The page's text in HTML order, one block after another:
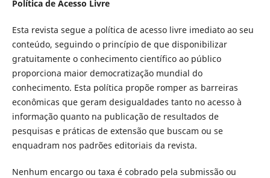
Política de Acesso Livre
Esta revista segue a política de acesso livre imediato ao seu
conteúdo, seguindo o princípio de que disponibilizar
gratuitamente o conhecimento científico ao público
proporciona maior democratização mundial do
conhecimento. Esta política propõe romper as barreiras
econômicas que geram desigualdades tanto no acesso à
informação quanto na publicação de resultados de
pesquisas e práticas de extensão que buscam ou se
enquadram nos padrões editoriais da revista.
Nenhum encargo ou taxa é cobrado pela submissão ou